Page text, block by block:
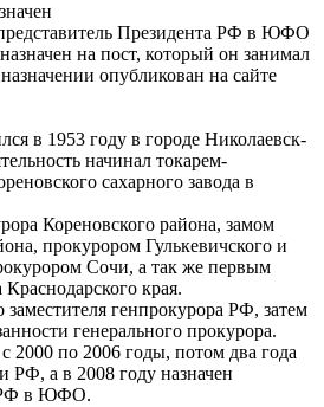
Президента РФ в ЮФО
на пост, который он занимал
опубликован на сайте
в 1953 году в городе Николаевск-
начинал токарем-
сахарного завода в
Кореновского района, замом
прокурором Гулькевичского и
Сочи, а так же первым
края.
генпрокурора РФ, затем
генерального прокурора.
2000 по 2006 годы, потом два года
а в 2008 году назначен
РФ в ЮФО.